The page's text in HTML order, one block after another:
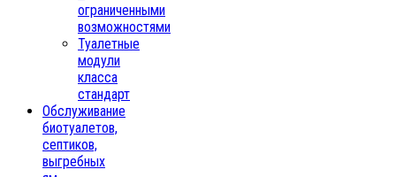
ограниченными
возможностями
Туалетные
модули
класса
стандарт
Обслуживание
биотуалетов,
септиков,
выгребных